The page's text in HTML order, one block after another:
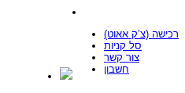
רכישה (צ’ק אאוט)
סל קניות
צור קשר
חשבון